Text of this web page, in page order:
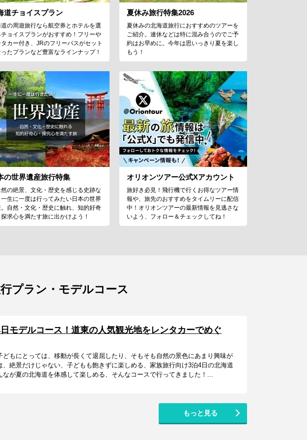
道チョイスプラン
の周遊旅行なら航空券とホテルを選
ョイスプランがおすすめ！フリーや
タカー付き、JRのフリーパスがセット
たプランなど豊富なラインナップ！
夏休み旅行特集2026
夏休みの北海道旅行におすすめのツアーを
ご紹介。連休などは特に混み合うのでご予
約はお早めに。今年は思いっきり夏を楽し
もう！
の世界遺産旅行特集
の絶景、文化・歴史を感じる史跡な
一生に一度は行ってみたい日本の世界
自然・文化・歴史に触れ、知的好奇
求心を満たす旅に出かけよう！
オリオンツアー公式Xアカウント
旅好き必見！飛行機で行くお得なツアー情
報や、旅先のおすすめをタイムリーに配信
中！オリオンツアーの最新情報を見逃さな
いよう、フォロー＆チェックしてね！
プラン・モデルコース
モデルコース！道東の人気観光地をレンタカーでめぐ
もにとっては、移動が長くて退屈したり、そもそも自然の景色にあまり興味が
絶景だけじゃない、子どもも飽きずに楽しめる、家族旅行向け3泊4日の北海道
が夏の北海道を体感して楽しめる、そんなコースで行ってきました！...
もっと見る